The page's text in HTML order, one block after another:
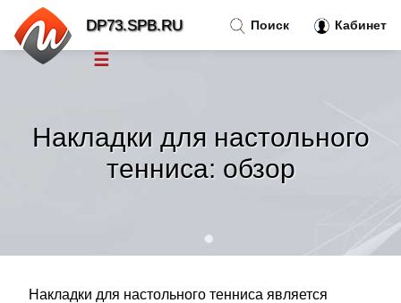
Накладки для настольного
тенниса: обзор
Накладки для настольного тенниса является
Поиск Кабинет
DP73.SPB.RU
☰
Тренды новостей»
Правила»